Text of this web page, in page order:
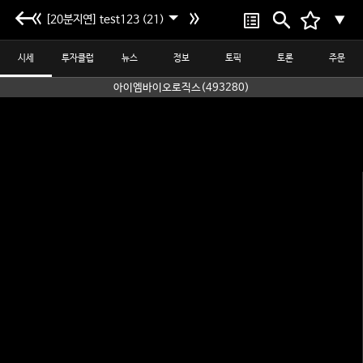
[20분지연] test123 (21) ▼
시세 투자클럽 뉴스 정보 토픽 토론 주문
아이엠바이오로직스(493280)